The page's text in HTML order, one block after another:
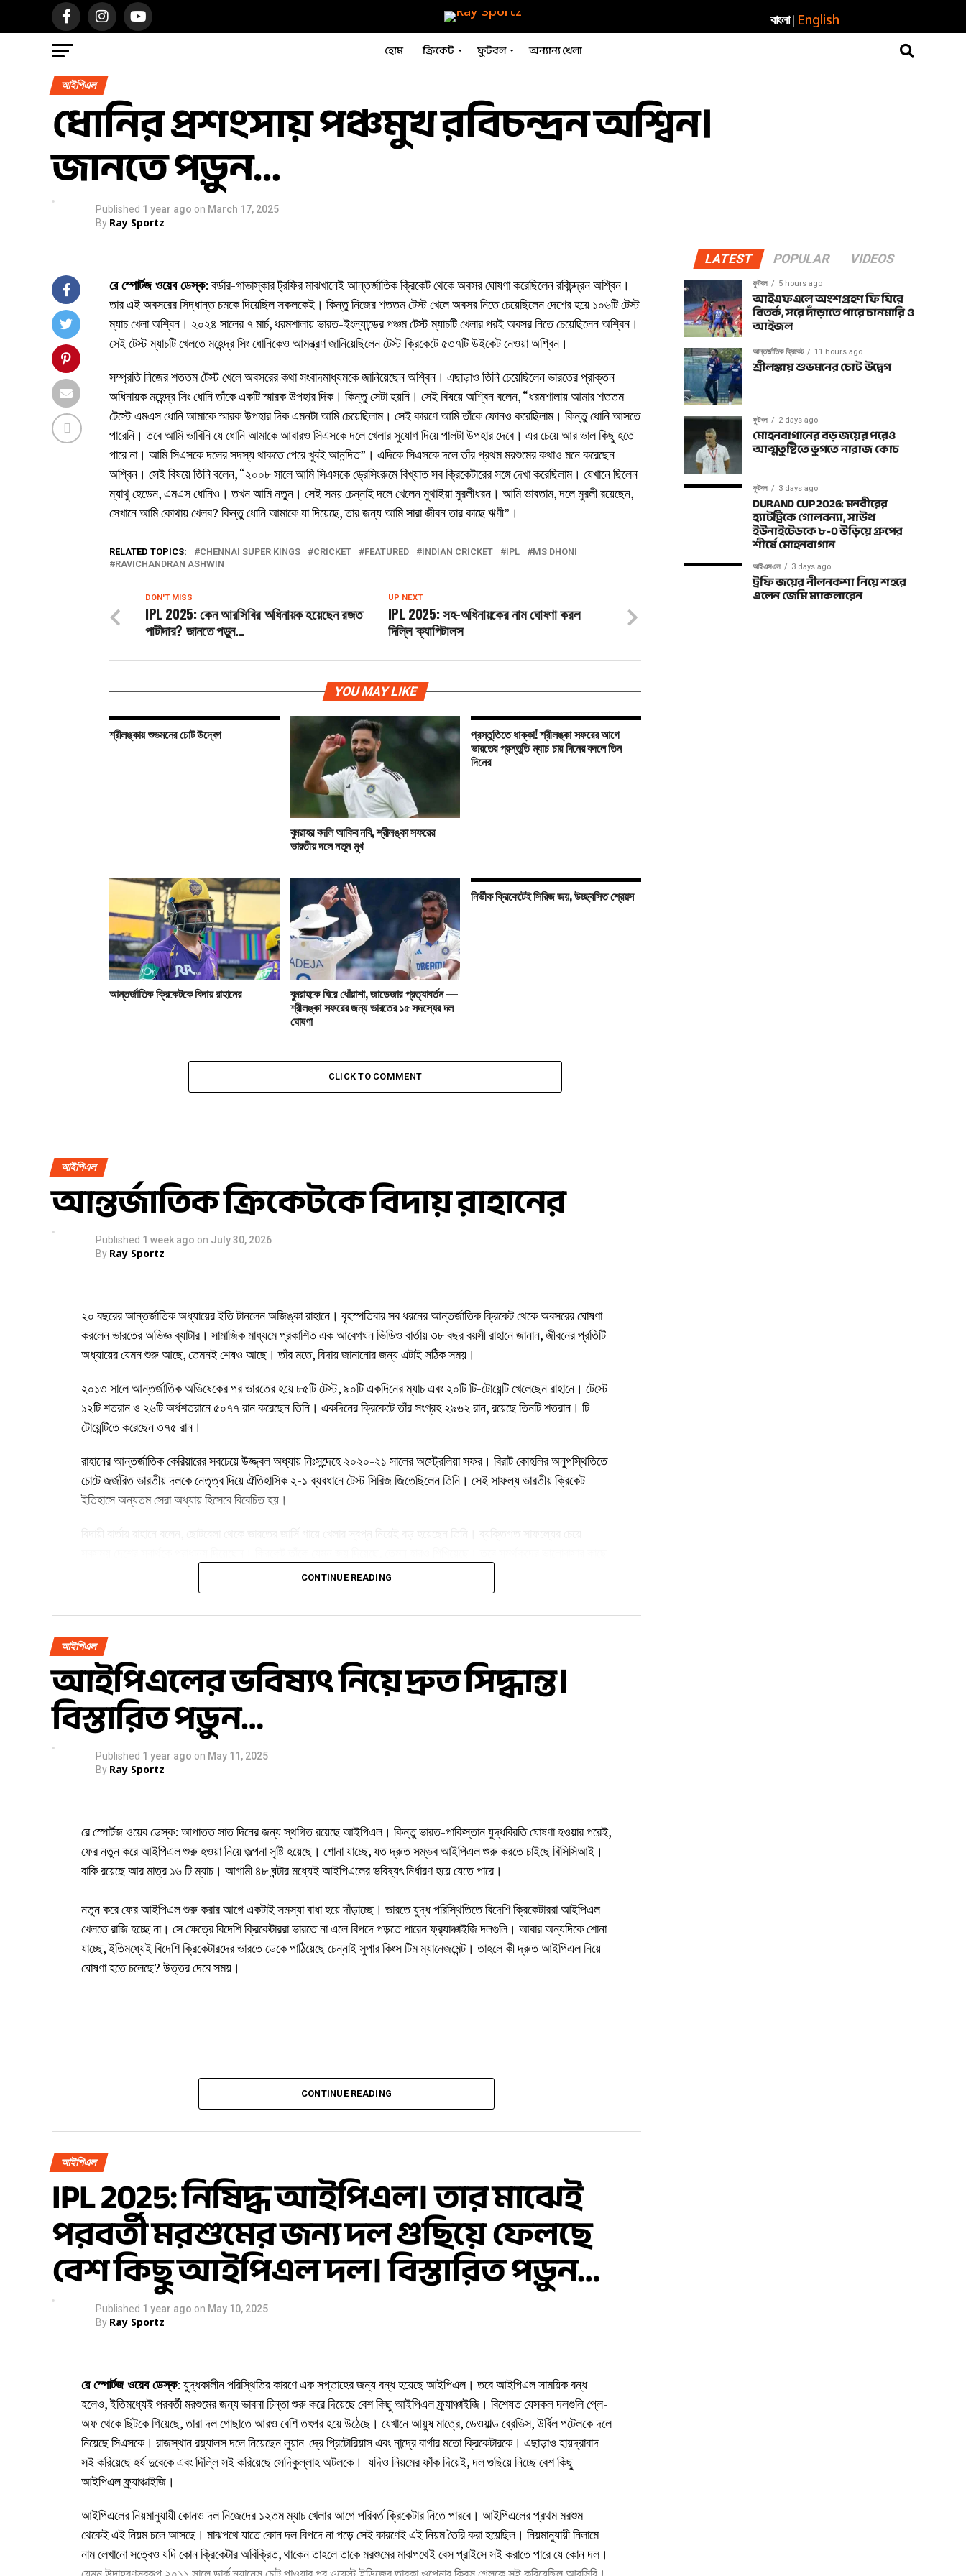
বাংলা| English
হোম ক্রিকেট ফুটবল অন্যান্য খেলা
আইপিএল
ধোনির প্রশংসায় পঞ্চমুখ রবিচন্দ্রন অশ্বিন।
জানতে পড়ুন…
Published 1 year ago on March 17, 2025
By Ray Sportz
রে স্পোর্টজ ওয়েব ডেস্ক: বর্ডার-গাভাস্কার ট্রফির মাঝখানেই আন্তর্জাতিক ক্রিকেট থেকে অবসর ঘোষণা করেছিলেন রবিচন্দ্রন অশ্বিন।
তার এই অবসরের সিদ্ধান্ত চমকে দিয়েছিল সকলকেই। কিন্তু নিজের শততম টেস্ট খেলে অবসর নিতে চেয়েছিলেন দেশের হয়ে ১০৬টি টেস্ট
ম্যাচ খেলা অশ্বিন। ২০২৪ সালের ৭ মার্চ, ধরমশালায় ভারত-ইংল্যান্ডের পঞ্চম টেস্ট ম্যাচটি খেলার পরই অবসর নিতে চেয়েছিলেন অশ্বিন।
সেই টেস্ট ম্যাচটি খেলতে মহেন্দ্র সিং ধোনিকেও আমন্ত্রণ জানিয়েছিলেন টেস্ট ক্রিকেটে ৫৩৭টি উইকেট নেওয়া অশ্বিন।
সম্প্রতি নিজের শততম টেস্ট খেলে অবসরের কথা সংবাদমাধ্যমকে জানিয়েছেন অশ্বিন। এছাড়াও তিনি চেয়েছিলেন ভারতের প্রাক্তন
অধিনায়ক মহেন্দ্র সিং ধোনি তাঁকে একটি স্মারক উপহার দিক। কিন্তু সেটা হয়নি। সেই বিষয়ে অশ্বিন বলেন, “ধরমশালায় আমার শততম
টেস্টে এমএস ধোনি আমাকে স্মারক উপহার দিক এমনটা আমি চেয়েছিলাম। সেই কারণে আমি তাঁকে ফোনও করেছিলাম। কিন্তু ধোনি আসতে
পারেনি। তবে আমি ভাবিনি যে ধোনি আমাকে আবারও সিএসকে দলে খেলার সুযোগ দিয়ে পালটা উপহার দেবে। এর চেয়ে আর ভাল কিছু হতে
পারে না। আমি সিএসকে দলের সদস্য থাকতে পেরে খুবই আনন্দিত”। এদিকে সিএসকে দলে তাঁর প্রথম মরশুমের কথাও মনে করেছেন
অশ্বিন। সেই বিষয়ে তিনি বলেন, “২০০৮ সালে আমি সিএসকে ড্রেসিংরুমে বিখ্যাত সব ক্রিকেটারের সঙ্গে দেখা করেছিলাম। যেখানে ছিলেন
ম্যাথু হেডেন, এমএস ধোনিও। তখন আমি নতুন। সেই সময় চেন্নাই দলে খেলেন মুথাইয়া মুরলীধরন। আমি ভাবতাম, দলে মুরলী রয়েছেন,
সেখানে আমি কোথায় খেলব? কিন্তু ধোনি আমাকে যা দিয়েছে, তার জন্য আমি সারা জীবন তার কাছে ঋণী”।
RELATED TOPICS: CHENNAI SUPER KINGS CRICKET FEATURED INDIAN CRICKET IPL
MS DHONI
RAVICHANDRAN ASHWIN
UP NEXT
IPL 2025: সহ-অধিনায়কের নাম ঘোষণা করল
দিল্লি ক্যাপিটালস
DON'T MISS
IPL 2025: কেন আরসিবির অধিনায়ক হয়েছেন রজত
পাটীদার? জানতে পড়ুন…
YOU MAY LIKE
শ্রীলঙ্কায় শুভমনের চোট উদ্বেগ
বুমরাহর বদলি আকিব নবি, শ্রীলঙ্কা সফরের
ভারতীয় দলে নতুন মুখ
প্রস্তুতিতে ধাক্কা! শ্রীলঙ্কা সফরের আগে
ভারতের প্রস্তুতি ম্যাচ চার দিনের বদলে তিন
দিনের
আন্তর্জাতিক ক্রিকেটকে বিদায় রাহানের বুমরাহকে ঘিরে ধোঁয়াশা, জাডেজার প্রত্যাবর্তন —
শ্রীলঙ্কা সফরের জন্য ভারতের ১৫ সদস্যের দল
ঘোষণা
নির্ভীক ক্রিকেটেই সিরিজ জয়, উচ্ছ্বসিত শ্রেয়স
CLICK TO COMMENT
আইপিএল
আন্তর্জাতিক ক্রিকেটকে বিদায় রাহানের
Published 1 week ago on July 30, 2026
By Ray Sportz
২০ বছরের আন্তর্জাতিক অধ্যায়ের ইতি টানলেন অজিঙ্কা রাহানে। বৃহস্পতিবার সব ধরনের আন্তর্জাতিক ক্রিকেট থেকে অবসরের ঘোষণা
করলেন ভারতের অভিজ্ঞ ব্যাটার। সামাজিক মাধ্যমে প্রকাশিত এক আবেগঘন ভিডিও বার্তায় ৩৮ বছর বয়সী রাহানে জানান, জীবনের প্রতিটি
অধ্যায়ের যেমন শুরু আছে, তেমনই শেষও আছে। তাঁর মতে, বিদায় জানানোর জন্য এটাই সঠিক সময়।
২০১৩ সালে আন্তর্জাতিক অভিষেকের পর ভারতের হয়ে ৮৫টি টেস্ট, ৯০টি একদিনের ম্যাচ এবং ২০টি টি-টোয়েন্টি খেলেছেন রাহানে। টেস্টে
১২টি শতরান ও ২৬টি অর্ধশতরানে ৫০৭৭ রান করেছেন তিনি। একদিনের ক্রিকেটে তাঁর সংগ্রহ ২৯৬২ রান, রয়েছে তিনটি শতরান। টি-
টোয়েন্টিতে করেছেন ৩৭৫ রান।
রাহানের আন্তর্জাতিক কেরিয়ারের সবচেয়ে উজ্জ্বল অধ্যায় নিঃসন্দেহে ২০২০-২১ সালের অস্ট্রেলিয়া সফর। বিরাট কোহলির অনুপস্থিতিতে
চোটে জর্জরিত ভারতীয় দলকে নেতৃত্ব দিয়ে ঐতিহাসিক ২-১ ব্যবধানে টেস্ট সিরিজ জিতেছিলেন তিনি। সেই সাফল্য ভারতীয় ক্রিকেট
ইতিহাসে অন্যতম সেরা অধ্যায় হিসেবে বিবেচিত হয়।
ছাড়ছেন না তিনি। আগামী প্রজন্মের ক্রিকেটারদের পাশে থেকে নিজের অভিজ্ঞতা ভাগ করে নেওয়ার ইচ্ছার কথাও জানিয়েছেন ভারতের ২৭৮
নম্বর টেস্ট ক্রিকেটার।
CONTINUE READING
আইপিএল
আইপিএলের ভবিষ্যৎ নিয়ে দ্রুত সিদ্ধান্ত।
বিস্তারিত পড়ুন…
Published 1 year ago on May 11, 2025
By Ray Sportz
রে স্পোর্টজ ওয়েব ডেস্ক: আপাতত সাত দিনের জন্য স্থগিত রয়েছে আইপিএল। কিন্তু ভারত-পাকিস্তান যুদ্ধবিরতি ঘোষণা হওয়ার পরেই,
ফের নতুন করে আইপিএল শুরু হওয়া নিয়ে জল্পনা সৃষ্টি হয়েছে। শোনা যাচ্ছে, যত দ্রুত সম্ভব আইপিএল শুরু করতে চাইছে বিসিসিআই।
বাকি রয়েছে আর মাত্র ১৬ টি ম্যাচ। আগামী ৪৮ ঘন্টার মধ্যেই আইপিএলের ভবিষ্যৎ নির্ধারণ হয়ে যেতে পারে।
নতুন করে ফের আইপিএল শুরু করার আগে একটাই সমস্যা বাধা হয়ে দাঁড়াচ্ছে। ভারতে যুদ্ধ পরিস্থিতিতে বিদেশি ক্রিকেটাররা আইপিএল
খেলতে রাজি হচ্ছে না। সে ক্ষেত্রে বিদেশি ক্রিকেটাররা ভারতে না এলে বিপদে পড়তে পারেন ফ্র‍্যাঞ্চাইজি দলগুলি। আবার অন্যদিকে শোনা
যাচ্ছে, ইতিমধ্যেই বিদেশি ক্রিকেটারদের ভারতে ডেকে পাঠিয়েছে চেন্নাই সুপার কিংস টিম ম্যানেজমেন্ট। তাহলে কী দ্রুত আইপিএল নিয়ে
ঘোষণা হতে চলেছে? উত্তর দেবে সময়।
CONTINUE READING
আইপিএল
IPL 2025: নিষিদ্ধ আইপিএল। তার মাঝেই
পরবর্তী মরশুমের জন্য দল গুছিয়ে ফেলছে
বেশ কিছু আইপিএল দল। বিস্তারিত পড়ুন…
Published 1 year ago on May 10, 2025
By Ray Sportz
রে স্পোর্টজ ওয়েব ডেস্ক: যুদ্ধকালীন পরিস্থিতির কারণে এক সপ্তাহের জন্য বন্ধ হয়েছে আইপিএল। তবে আইপিএল সাময়িক বন্ধ
হলেও, ইতিমধ্যেই পরবর্তী মরশুমের জন্য ভাবনা চিন্তা শুরু করে দিয়েছে বেশ কিছু আইপিএল ফ্র্যাঞ্চাইজি। বিশেষত যেসকল দলগুলি প্লে-
অফ থেকে ছিটকে গিয়েছে, তারা দল গোছাতে আরও বেশি তৎপর হয়ে উঠেছে। যেখানে আয়ুষ মাত্রে, ডেওয়াল্ড ব্রেভিস, উর্বিল পটেলকে দলে
নিয়েছে সিএসকে। রাজস্থান রয়্যালস দলে নিয়েছেন লুয়ান-দ্রে প্রিটোরিয়াস এবং নান্দ্রে বার্গার মতো ক্রিকেটারকে। এছাড়াও হায়দ্রাবাদ
সই করিয়েছে হর্ষ দুবেকে এবং দিল্লি সই করিয়েছে সেদিকুল্লাহ অটলকে। যদিও নিয়মের ফাঁক দিয়েই, দল গুছিয়ে নিচ্ছে বেশ কিছু
আইপিএল ফ্র্যাঞ্চাইজি।
আইপিএলের নিয়মানুযায়ী কোনও দল নিজেদের ১২তম ম্যাচ খেলার আগে পরিবর্ত ক্রিকেটার নিতে পারবে। আইপিএলের প্রথম মরশুম
থেকেই এই নিয়ম চলে আসছে। মাঝপথে যাতে কোন দল বিপদে না পড়ে সেই কারণেই এই নিয়ম তৈরি করা হয়েছিল। নিয়মানুযায়ী নিলামে
নাম লেখানো সত্বেও যদি কোন ক্রিকেটার অবিক্রিত, থাকেন তাহলে তাকে মরশুমের মাঝপথেই বেস প্রাইসে সই করাতে পারে যে কোন দল।
LATEST POPULAR VIDEOS
ফুটবল 5 hours ago
আইএফএলে অংশগ্রহণ ফি ঘিরে
বিতর্ক, সরে দাঁড়াতে পারে চানমারি ও
আইজল
আন্তর্জাতিক ক্রিকেট 11 hours ago
শ্রীলঙ্কায় শুভমনের চোট উদ্বেগ
ফুটবল 2 days ago
মোহনবাগানের বড় জয়ের পরেও
আত্মতুষ্টিতে ভুগতে নারাজ কোচ
ফুটবল 3 days ago
DURAND CUP 2026: মনবীরের
হ্যাটট্রিকে গোলবন্যা, সাউথ
ইউনাইটেডকে ৮-০ উড়িয়ে গ্রুপের
শীর্ষে মোহনবাগান
আইএসএল 3 days ago
ট্রফি জয়ের নীলনকশা নিয়ে শহরে
এলেন জেমি ম্যাকলারেন